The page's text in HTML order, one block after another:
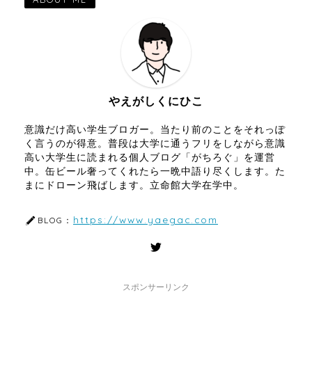
やえがしくにひこ
意識だけ高い学生ブロガー。当たり前のことをそれっぽ
く言うのが得意。普段は大学に通うフリをしながら意識
高い大学生に読まれる個人ブログ「がちろぐ」を運営
中。缶ビール奢ってくれたら一晩中語り尽くします。た
まにドローン飛ばします。立命館大学在学中。
BLOG： https://www.yaegac.com
スポンサーリンク